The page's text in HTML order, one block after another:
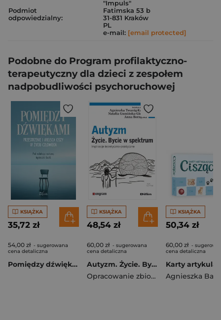
Podmiot
odpowiedzialny:
"Impuls"
Fatimska 53 b
31-831 Kraków
PL
e-mail: [email protected]
Podobne do Program profilaktyczno-
terapeutyczny dla dzieci z zespołem
nadpobudliwości psychoruchowej
KSIĄŻKA
35,72 zł
54,00 zł - sugerowana
cena detaliczna
Pomiędzy dźwiękami Przestrzenie i miejsca ciszy w życiu człowieka
KSIĄŻKA
48,54 zł
60,00 zł - sugerowana
cena detaliczna
Autyzm. Życie. Bycie w spektrum. Implikacje teoretyczno-praktyczne
Opracowanie zbiowowe
KSIĄŻKA
50,34 zł
60,00 zł -
cena detaliczna
Agnieszka Bala